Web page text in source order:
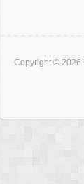
Copyright © 2026